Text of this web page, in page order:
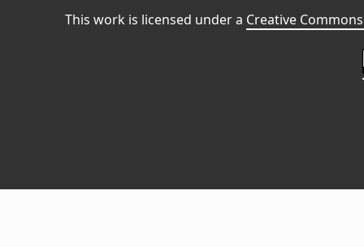
This work is licensed under a Creative